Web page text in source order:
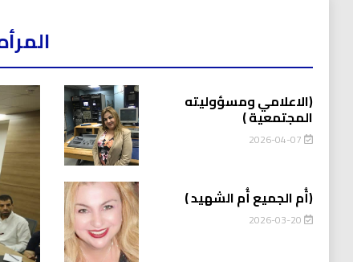
(الاعلامي ومسؤوليته
المجتمعية )
2026-04-07
(أُم الجميع أُم الشهيد )
2026-03-20